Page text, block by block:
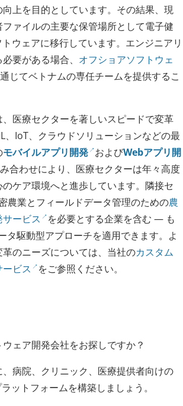
上を目的としています。その結果、現
ァイルの主要な保管場所として電子健
ウェアに移行しています。エンジニアリ
要がある場合、 オフショアソフトウェ
じてベトナムの専任チームを提供するこ
医療セクターを著しいスピードで変革
、IoT、クラウドソリューションなどの最
モバイルアプリ開発 およびWebアプリ開
合わせにより、医療セクターは年々高度
ケア環境へと進歩しています。隣接セ
農業とフィールドデータ管理のための農
ービス
を必要とする企業を含む — も
タ駆動型アプローチを適用できます。よ
のニーズについては、当社のカスタム
ビス
をご参照ください。
ェア開発会社をお探しですか？
、病院、クリニック、医療提供者向けの
ットフォームを構築しましょう。